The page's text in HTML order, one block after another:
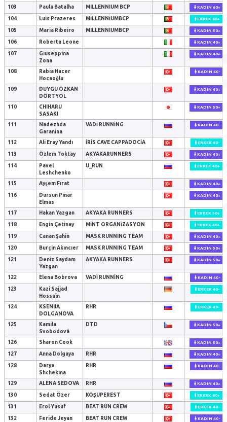
103 Paula Batalha MILLENNIUM BCP KADIN 60+
104 Luis Prazeres MILLENNIUMBCP ERKEK 60+
105 Maria Ribeiro MILLENNIUMBCP KADIN 50+
106 Roberta Leone KADIN 40+
107
Giuseppina
Zona
KADIN 40+
108
Rabia Hacer
Hocaoğlu
KADIN 40-
109
DUYGU ÖZKAN
DÖRTYOL
KADIN 40+
110
CHIHARU
SASAKI
KADIN 50+
111
Nadezhda
Garanina
VADI RUNNING KADIN 40-
112 Ali Eray Yandı İRIS CAVE CAPPADOCIA ERKEK 40-
113 Özlem Toktay AKYAKARUNNERS KADIN 40+
114
Pavel
Leshchenko
U_RUN ERKEK 40+
115 Ayşem Fırat KADIN 40+
116
Dursun Pınar
Elmas
KADIN 40+
117 Hakan Yazgan AKYAKA RUNNERS ERKEK 50+
118 Engin Çetinay MINT ORGANIZASYON ERKEK 40+
119 Canan Şahin MASK RUNNING TEAM KADIN 40+
120 Burçin Akıncıer MASK RUNNING TEAM KADIN 50+
121
Deniz Saydam
Yazgan
AKYAKA RUNNERS KADIN 50+
122 Elena Bobrova VADI RUNNING KADIN 40-
123
Kazi Sajjad
Hossain
ERKEK 40-
124
KSENIIA
DOLGANOVA
RHR ERKEK 40-
125
Kamila
Svobodová
DTD KADIN 50+
126 Sharon Cook KADIN 50+
127 Anna Dolgaya RHR KADIN 40+
128
Darya
Shchekina
RHR KADIN 40-
129 ALENA SEDOVA RHR KADIN 40+
130 Sedat Özer KOŞUPEREST ERKEK 60+
131 Erol Yusuf BEAT RUN CREW ERKEK 40-
132
Feride Jeyan
BEAT RUN CREW KADIN 40-